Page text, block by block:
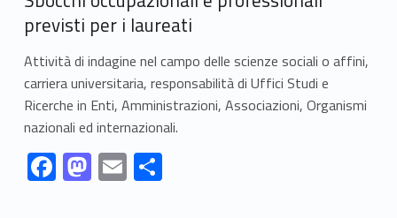
previsti per i laureati
Attività di indagine nel campo delle scienze sociali o affini,
carriera universitaria, responsabilità di Uffici Studi e
Ricerche in Enti, Amministrazioni, Associazioni, Organismi
nazionali ed internazionali.
Link identifier #identifier__52917-1
F
ac
Link identifier #identifier__182853-2 M
as
Link identifier #identifier__105224-3 E
m
Link identifier #identifier__142751-4 C